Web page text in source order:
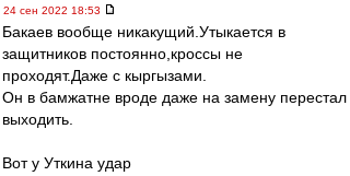
24 сен 2022 18:53
Бакаев вообще никакущий.Утыкается в
защитников постоянно,кроссы не
проходят.Даже с кыргызами.
Он в бамжатне вроде даже на замену перестал
выходить.
Вот у Уткина удар